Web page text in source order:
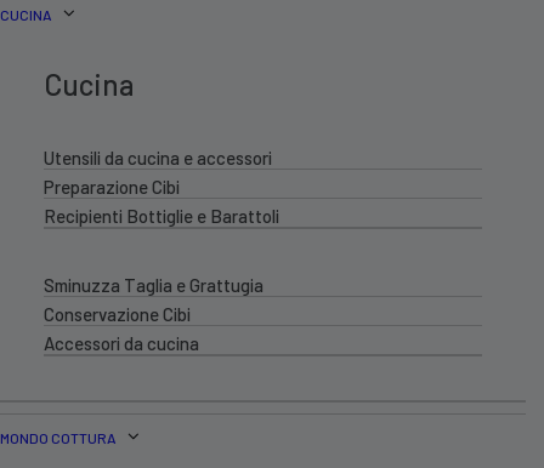
CUCINA
Cucina
Utensili da cucina e accessori
Preparazione Cibi
Recipienti Bottiglie e Barattoli
Sminuzza Taglia e Grattugia
Conservazione Cibi
Accessori da cucina
MONDO COTTURA